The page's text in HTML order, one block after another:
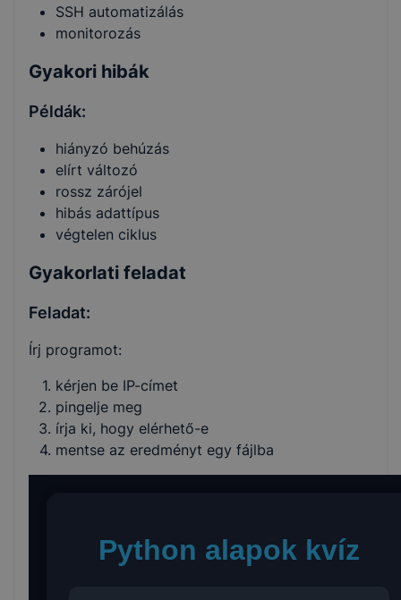
SSH automatizálás
monitorozás
Gyakori hibák
Példák:
hiányzó behúzás
elírt változó
rossz zárójel
hibás adattípus
végtelen ciklus
Gyakorlati feladat
Feladat:
Írj programot:
kérjen be IP-címet
pingelje meg
írja ki, hogy elérhető-e
mentse az eredményt egy fájlba